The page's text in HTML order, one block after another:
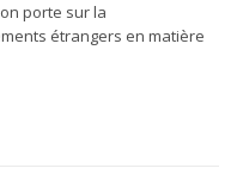
porte sur la
étrangers en matière